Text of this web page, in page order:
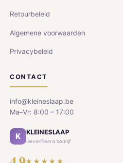
Retourbeleid
Algemene voorwaarden
Privacybeleid
CONTACT
info@kleineslaap.be
Ma–Vr: 8:00 – 17:00
K KLEINESLAAP
Geverifieerd bedrijf
★★★★★